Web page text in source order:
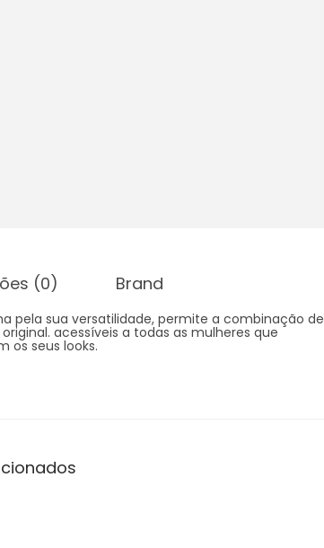
(0) Brand
pela sua versatilidade, permite a combinação de
acessíveis a todas as mulheres que
os seus looks.